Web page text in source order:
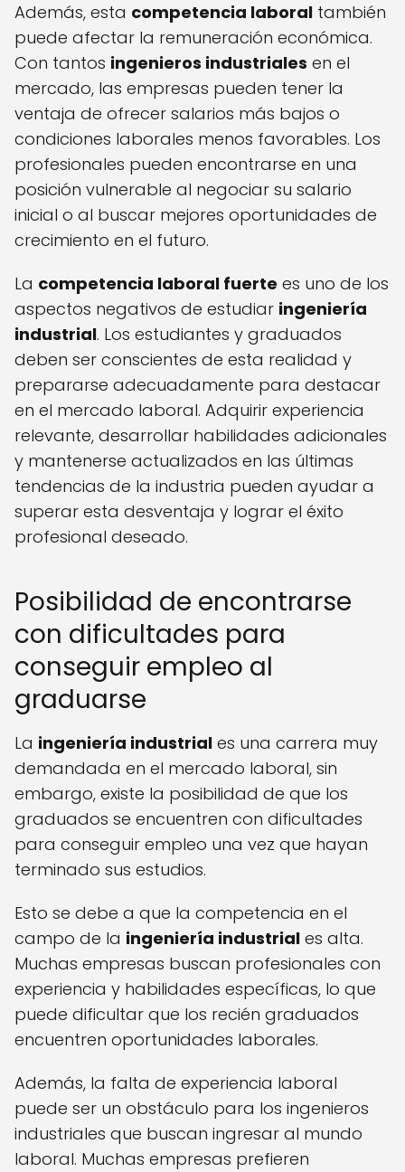
Además, esta competencia laboral también
puede afectar la remuneración económica.
Con tantos ingenieros industriales en el
mercado, las empresas pueden tener la
ventaja de ofrecer salarios más bajos o
condiciones laborales menos favorables. Los
profesionales pueden encontrarse en una
posición vulnerable al negociar su salario
inicial o al buscar mejores oportunidades de
crecimiento en el futuro.
La competencia laboral fuerte es uno de los
aspectos negativos de estudiar ingeniería
industrial. Los estudiantes y graduados
deben ser conscientes de esta realidad y
prepararse adecuadamente para destacar
en el mercado laboral. Adquirir experiencia
relevante, desarrollar habilidades adicionales
y mantenerse actualizados en las últimas
tendencias de la industria pueden ayudar a
superar esta desventaja y lograr el éxito
profesional deseado.
Posibilidad de encontrarse
con dificultades para
conseguir empleo al
graduarse
La ingeniería industrial es una carrera muy
demandada en el mercado laboral, sin
embargo, existe la posibilidad de que los
graduados se encuentren con dificultades
para conseguir empleo una vez que hayan
terminado sus estudios.
Esto se debe a que la competencia en el
campo de la ingeniería industrial es alta.
Muchas empresas buscan profesionales con
experiencia y habilidades específicas, lo que
puede dificultar que los recién graduados
encuentren oportunidades laborales.
Además, la falta de experiencia laboral
puede ser un obstáculo para los ingenieros
industriales que buscan ingresar al mundo
laboral. Muchas empresas prefieren